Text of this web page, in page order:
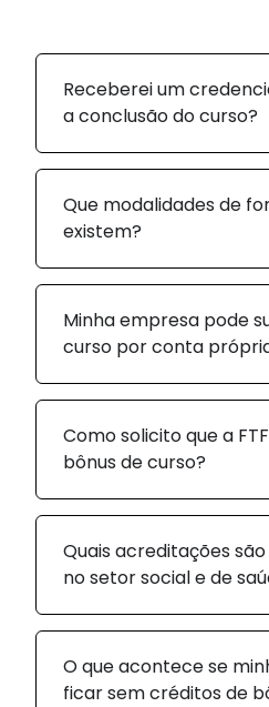
Receberei um
a conclusão do curso?
Que modalidades de
existem?
Minha empresa pode
curso por conta
Como solicito que a
bônus de curso?
Quais acreditações
no setor social e de
O que acontece se
ficar sem créditos de